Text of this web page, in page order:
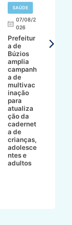
SAÚDE
07/08/2
026
Prefeitur
a de
Búzios
amplia
campanh
a de
multivac
inação
para
atualiza
ção da
cadernet
a de
crianças,
adolesce
ntes e
adultos